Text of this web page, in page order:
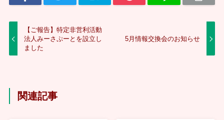
【ご報告】特定非営利活動
法人みーさぷーとを設立し
ました
5月情報交換会のお知らせ
関連記事